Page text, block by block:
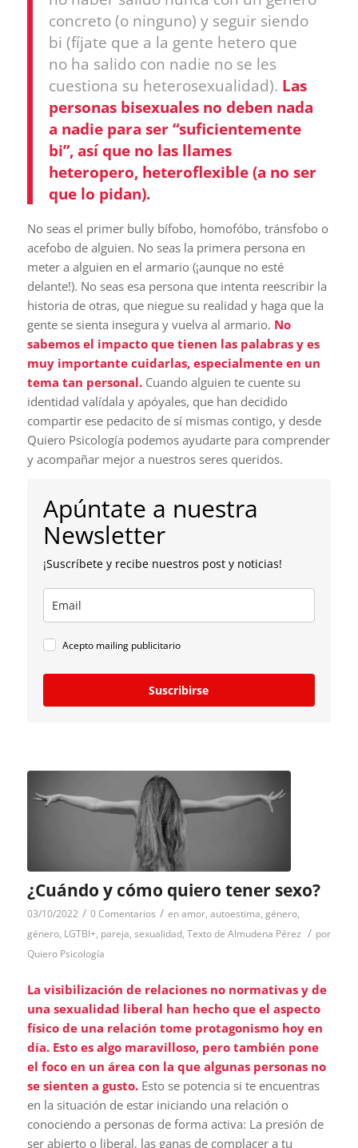
concreto (o ninguno) y seguir siendo
bi (fíjate que a la gente hetero que
no ha salido con nadie no se les
cuestiona su heterosexualidad). Las
personas bisexuales no deben nada
a nadie para ser “suficientemente
bi”, así que no las llames
heteropero, heteroflexible (a no ser
que lo pidan).
No seas el primer bully bífobo, homofóbo, tránsfobo o
acefobo de alguien. No seas la primera persona en
meter a alguien en el armario (¡aunque no esté
delante!). No seas esa persona que intenta reescribir la
historia de otras, que niegue su realidad y haga que la
gente se sienta insegura y vuelva al armario. No
sabemos el impacto que tienen las palabras y es
muy importante cuidarlas, especialmente en un
tema tan personal. Cuando alguien te cuente su
identidad valídala y apóyales, que han decidido
compartir ese pedacito de sí mismas contigo, y desde
Quiero Psicología podemos ayudarte para comprender
y acompañar mejor a nuestros seres queridos.
Apúntate a nuestra
Newsletter
¡Suscríbete y recibe nuestros post y noticias!
Acepto mailing publicitario
Suscribirse
¿Cuándo y cómo quiero tener sexo?
03/10/2022 / 0 Comentarios / enamor, autoestima, género,
género, LGTBI+, pareja, sexualidad, Texto de Almudena Pérez / por
Quiero Psicología
La visibilización de relaciones no normativas y de
una sexualidad liberal han hecho que el aspecto
físico de una relación tome protagonismo hoy en
día. Esto es algo maravilloso, pero también pone
el foco en un área con la que algunas personas no
se sienten a gusto.Esto se potencia si te encuentras
en la situación de estar iniciando una relación o
conociendo a personas de forma activa: La presión de
ser abierto o liberal, las ganas de complacer a tu